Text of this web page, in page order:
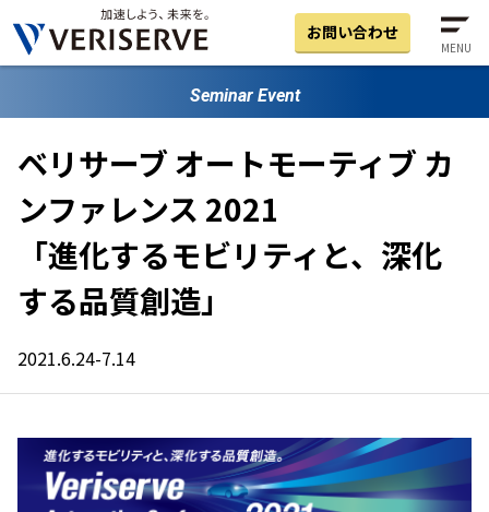
お問い合わせ
MENU
Seminar Event
ベリサーブ オートモーティブ カ
ンファレンス 2021
「進化するモビリティと、深化
する品質創造」
2021.6.24-7.14